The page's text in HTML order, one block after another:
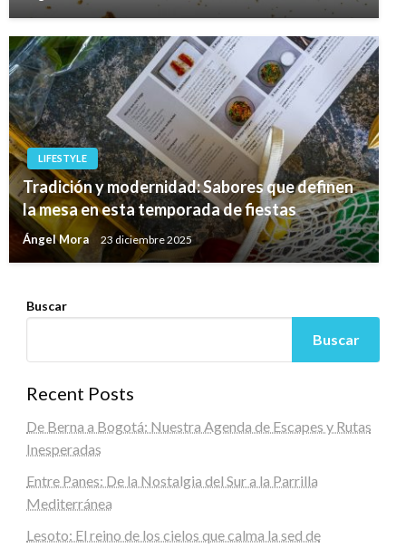
LIFESTYLE
Tradición y modernidad: Sabores que definen
la mesa en esta temporada de fiestas
Ángel Mora 23 diciembre 2025
Buscar
Buscar
Recent Posts
De Berna a Bogotá: Nuestra Agenda de Escapes y Rutas
Inesperadas
Entre Panes: De la Nostalgia del Sur a la Parrilla
Mediterránea
Lesoto: El reino de los cielos que calma la sed de